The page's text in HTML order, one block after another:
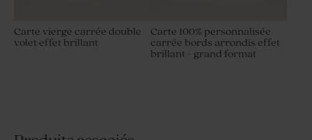
Carte vierge carrée double
volet effet brillant
Carte 100% personnalisée
carrée bords arrondis effet
brillant - grand format